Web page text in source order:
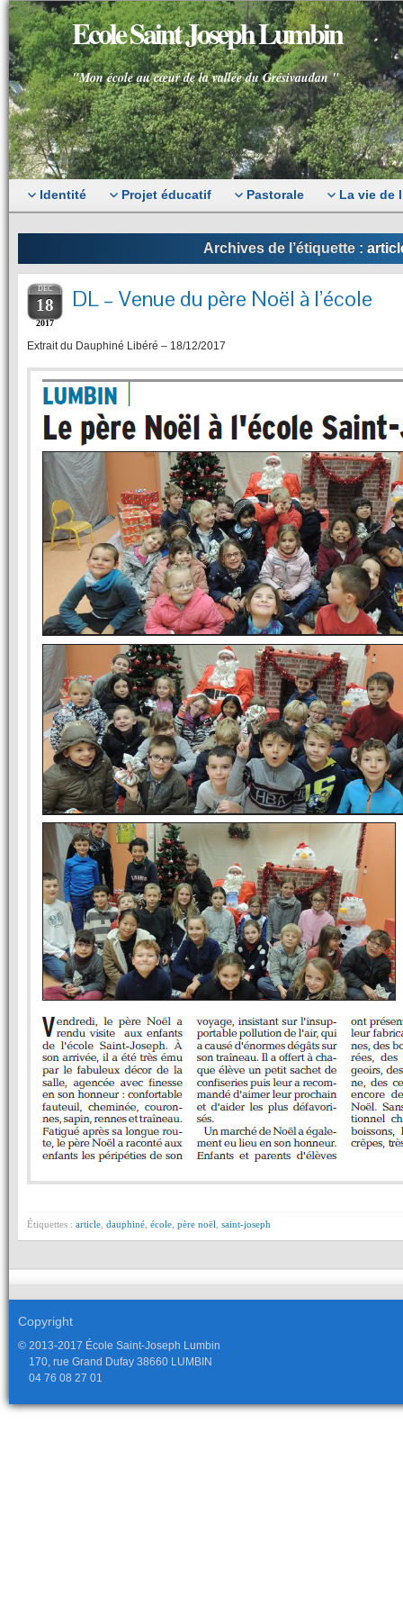
Ecole Saint Joseph Lumbin
"Mon école au cœur de la vallée du Grésivaudan "
Identité Projet éducatif Pastorale La vie de
Archives de l’étiquette :
DEC
18
2017
DL – Venue du père Noël à l’école
Extrait du Dauphiné Libéré – 18/12/2017
Étiquettes : article dauphiné école père noël saint-joseph
Copyright
© 2013-2017 École Saint-Joseph Lumbin
170, rue Grand Dufay 38660 LUMBIN
04 76 08 27 01